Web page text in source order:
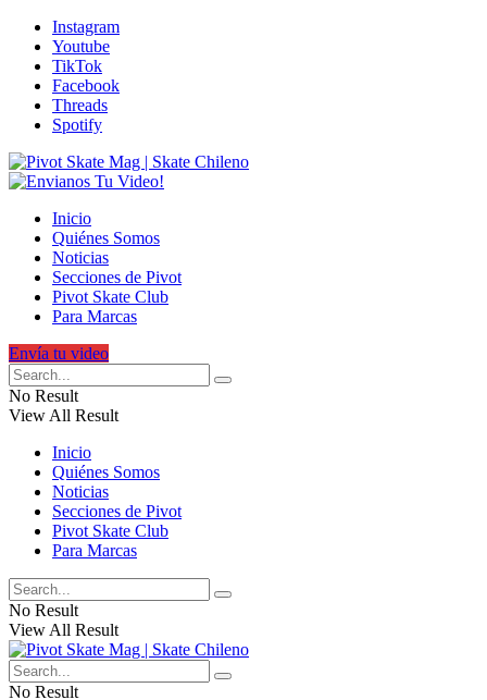
Instagram
Youtube
TikTok
Facebook
Threads
Spotify
Inicio
Quiénes Somos
Noticias
Secciones de Pivot
Pivot Skate Club
Para Marcas
Envía tu video
No Result
View All Result
Inicio
Quiénes Somos
Noticias
Secciones de Pivot
Pivot Skate Club
Para Marcas
No Result
View All Result
No Result